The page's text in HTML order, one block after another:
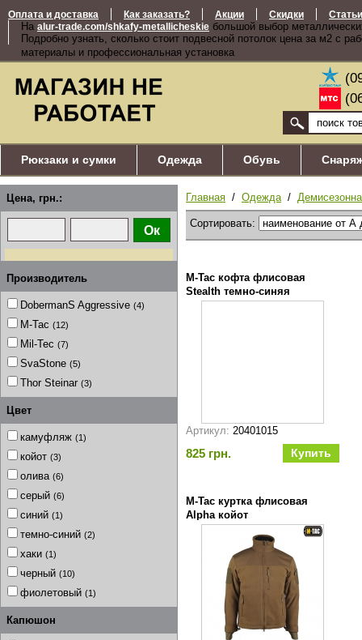
Оплата и доставка Как заказать? Акции Скидки Статьи
На alur-trade.com/shkafy-metallicheskie большой выбор
Подробно узнать, сколько стоит подвесной потолок цена за м2 с
материалы и профессиональная установка
Рюкзаки и сумки Одежда Обувь
Цена, грн.:
Производитель
DobermanS Aggressive (4)
M-Tac (12)
Mil-Tec (7)
SvaStone (5)
Thor Steinar (3)
Цвет
камуфляж (1)
койот (3)
олива (6)
серый (6)
синий (1)
темно-синий (2)
хаки (1)
черный (10)
фиолетовый (1)
Капюшон
Главная / Одежда/
Сортировать:
M-Tac кофта флисовая
Stealth темно-синяя
Артикул: 20401015
825 грн.
M-Tac куртка флисовая
Alpha койот